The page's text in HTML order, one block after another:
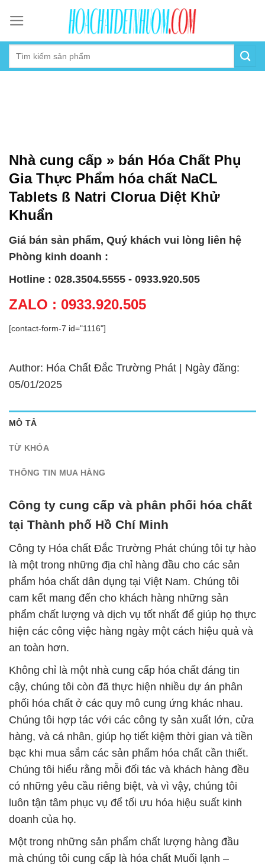
content
Nhà cung cấp » bán Hóa Chất Phụ
Gia Thực Phẩm hóa chất NaCL
Tablets ß Natri Clorua Diệt Khử
Khuẩn
Giá bán sản phẩm, Quý khách vui lòng liên hệ
Phòng kinh doanh :
Hotline : 028.3504.5555 - 0933.920.505
ZALO : 0933.920.505
[contact-form-7 id="1116"]
Author: Hóa Chất Đắc Trường Phát | Ngày đăng:
05/01/2025
MÔ TẢ
TỪ KHÓA
THÔNG TIN MUA HÀNG
Công ty cung cấp và phân phối hóa chất
tại Thành phố Hồ Chí Minh
Công ty Hóa chất Đắc Trường Phát chúng tôi tự hào
là một trong những địa chỉ hàng đầu cho các sản
phẩm hóa chất dân dụng tại Việt Nam. Chúng tôi
cam kết mang đến cho khách hàng những sản
phẩm chất lượng và dịch vụ tốt nhất để giúp họ thực
hiện các công việc hàng ngày một cách hiệu quả và
an toàn hơn.
Không chỉ là một nhà cung cấp hóa chất đáng tin
cậy, chúng tôi còn đã thực hiện nhiều dự án phân
phối hóa chất ở các quy mô cung ứng khác nhau.
Chúng tôi hợp tác với các công ty sản xuất lớn, cửa
hàng, và cá nhân, giúp họ tiết kiệm thời gian và tiền
bạc khi mua sắm các sản phẩm hóa chất cần thiết.
Chúng tôi hiểu rằng mỗi đối tác và khách hàng đều
có những yêu cầu riêng biệt, và vì vậy, chúng tôi
luôn tận tâm phục vụ để tối ưu hóa hiệu suất kinh
doanh của họ.
Một trong những sản phẩm chất lượng hàng đầu
mà chúng tôi cung cấp là hóa chất Muối lạnh –